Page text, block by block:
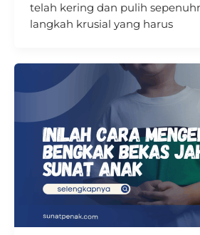
telah kering dan pulih
langkah krusial yang harus